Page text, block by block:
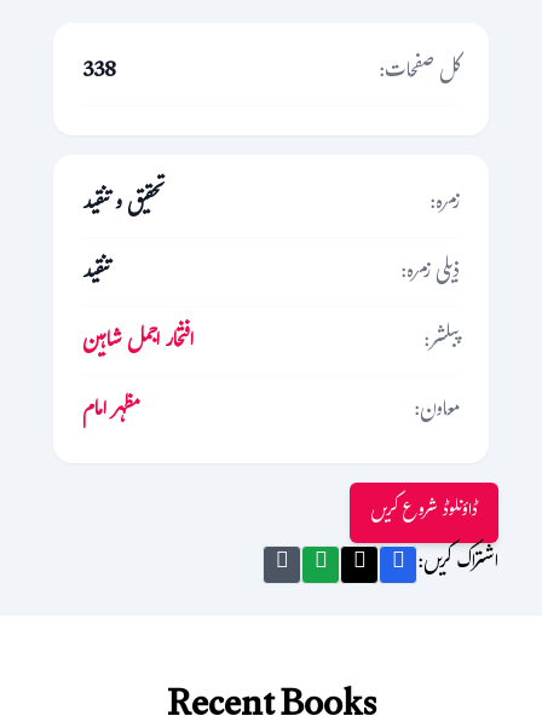
کل صفحات:
338
زمرہ:
تحقیق و تنقید
ذیلی زمرہ:
تنقید
پبلشر:
افتخار اجمل شاہین
معاون:
مظہر امام
ڈاؤنلوڈ شروع کریں
اشتراک کریں: